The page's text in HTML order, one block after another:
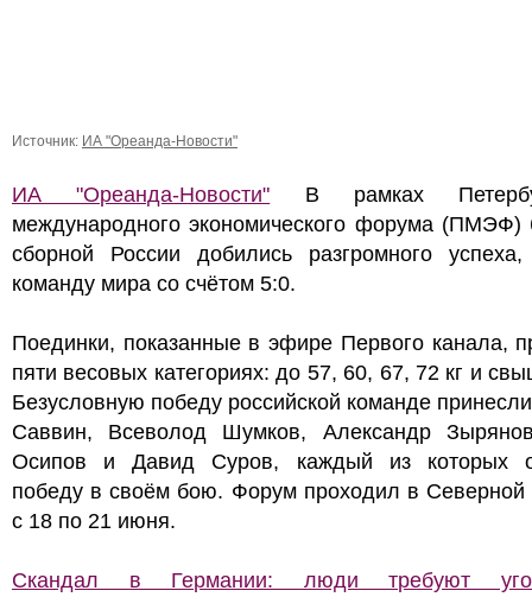
Источник: ИА "Ореанда-Новости"
ИА "Ореанда-Новости" В рамках
международного экономического форума (ПМЭФ)
сборной России добились разгромного
команду мира со счётом 5:0.
Поединки, показанные в эфире Первого канала,
пяти весовых категориях: до 57, 60, 67, 72 кг и
Безусловную победу российской команде
Саввин, Всеволод Шумков, Александр
Осипов и Давид Суров, каждый из которых
победу в своём бою. Форум проходил в Северной
с 18 по 21 июня.
Скандал в Германии: люди требуют